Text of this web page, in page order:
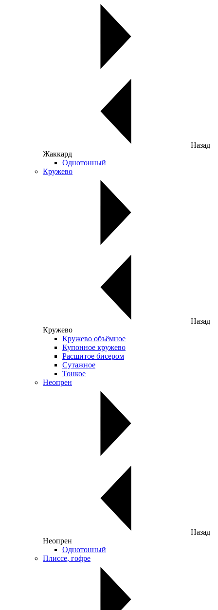
Назад
Жаккард
Однотонный
Кружево
Назад
Кружево
Кружево объёмное
Купонное кружево
Расшитое бисером
Сутажное
Тонкое
Неопрен
Назад
Неопрен
Однотонный
Плиссе, гофре